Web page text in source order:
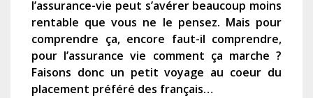
l’assurance-vie peut s’avérer beaucoup moins
rentable que vous ne le pensez. Mais pour
comprendre ça, encore faut-il comprendre,
pour l’assurance vie comment ça marche ?
Faisons donc un petit voyage au coeur du
placement préféré des français…